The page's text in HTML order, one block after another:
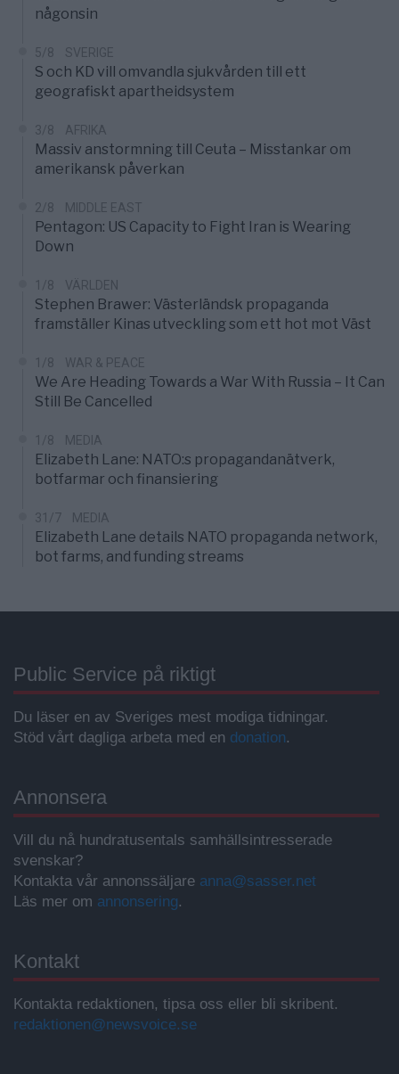
någonsin
5/8 SVERIGE
S och KD vill omvandla sjukvården till ett
geografiskt apartheidsystem
3/8 AFRIKA
Massiv anstormning till Ceuta – Misstankar om
amerikansk påverkan
2/8 MIDDLE EAST
Pentagon: US Capacity to Fight Iran is Wearing
Down
1/8 VÄRLDEN
Stephen Brawer: Västerländsk propaganda
framställer Kinas utveckling som ett hot mot Väst
1/8 WAR & PEACE
We Are Heading Towards a War With Russia – It Can
Still Be Cancelled
1/8 MEDIA
Elizabeth Lane: NATO:s propagandanätverk,
botfarmar och finansiering
31/7 MEDIA
Elizabeth Lane details NATO propaganda network,
bot farms, and funding streams
Public Service på riktigt
Du läser en av Sveriges mest modiga tidningar.
Stöd vårt dagliga arbeta med en donation.
Annonsera
Vill du nå hundratusentals samhällsintresserade
svenskar?
Kontakta vår annonssäljare anna@sasser.net
Läs mer om annonsering.
Kontakt
Kontakta redaktionen, tipsa oss eller bli skribent.
redaktionen@newsvoice.se